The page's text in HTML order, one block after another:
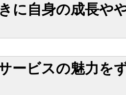
に自身の成長や
ービスの魅力を